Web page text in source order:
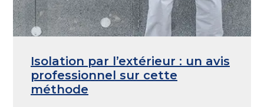
Isolation par l’extérieur : un avis
professionnel sur cette
méthode